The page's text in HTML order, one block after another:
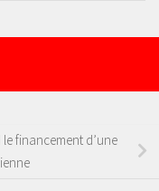
financement d’une